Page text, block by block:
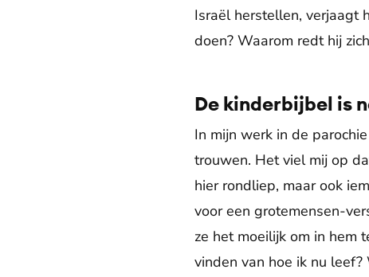
Israël herstellen, verjaagt
doen? Waarom redt hij
De kinderbijbel is
In mijn werk in de
trouwen. Het viel mij op
hier rondliep, maar ook
voor een grotemensen-
ze het moeilijk om in hem
vinden van hoe ik nu